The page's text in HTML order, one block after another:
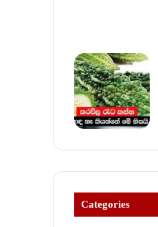
Categories